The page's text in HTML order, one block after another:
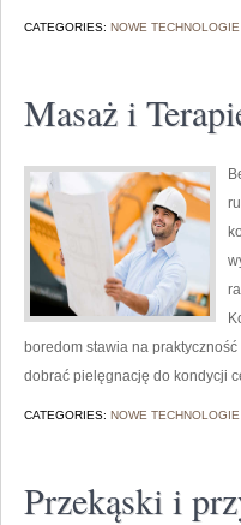
CATEGORIES: NOWE TECHNOLOGIE
Masaż i
boredom stawia na
dobrać pielęgnację do kondycji
CATEGORIES: NOWE TECHNOLOGIE
Przekąski i